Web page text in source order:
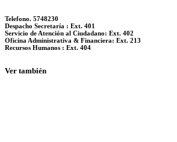
Telefono. 5748230
Despacho Secretaría : Ext. 401
Servicio de Atención al Ciudadano: Ext. 402
Oficina Administrativa & Financiera: Ext. 213
Recursos Humanos : Ext. 404
Ver también